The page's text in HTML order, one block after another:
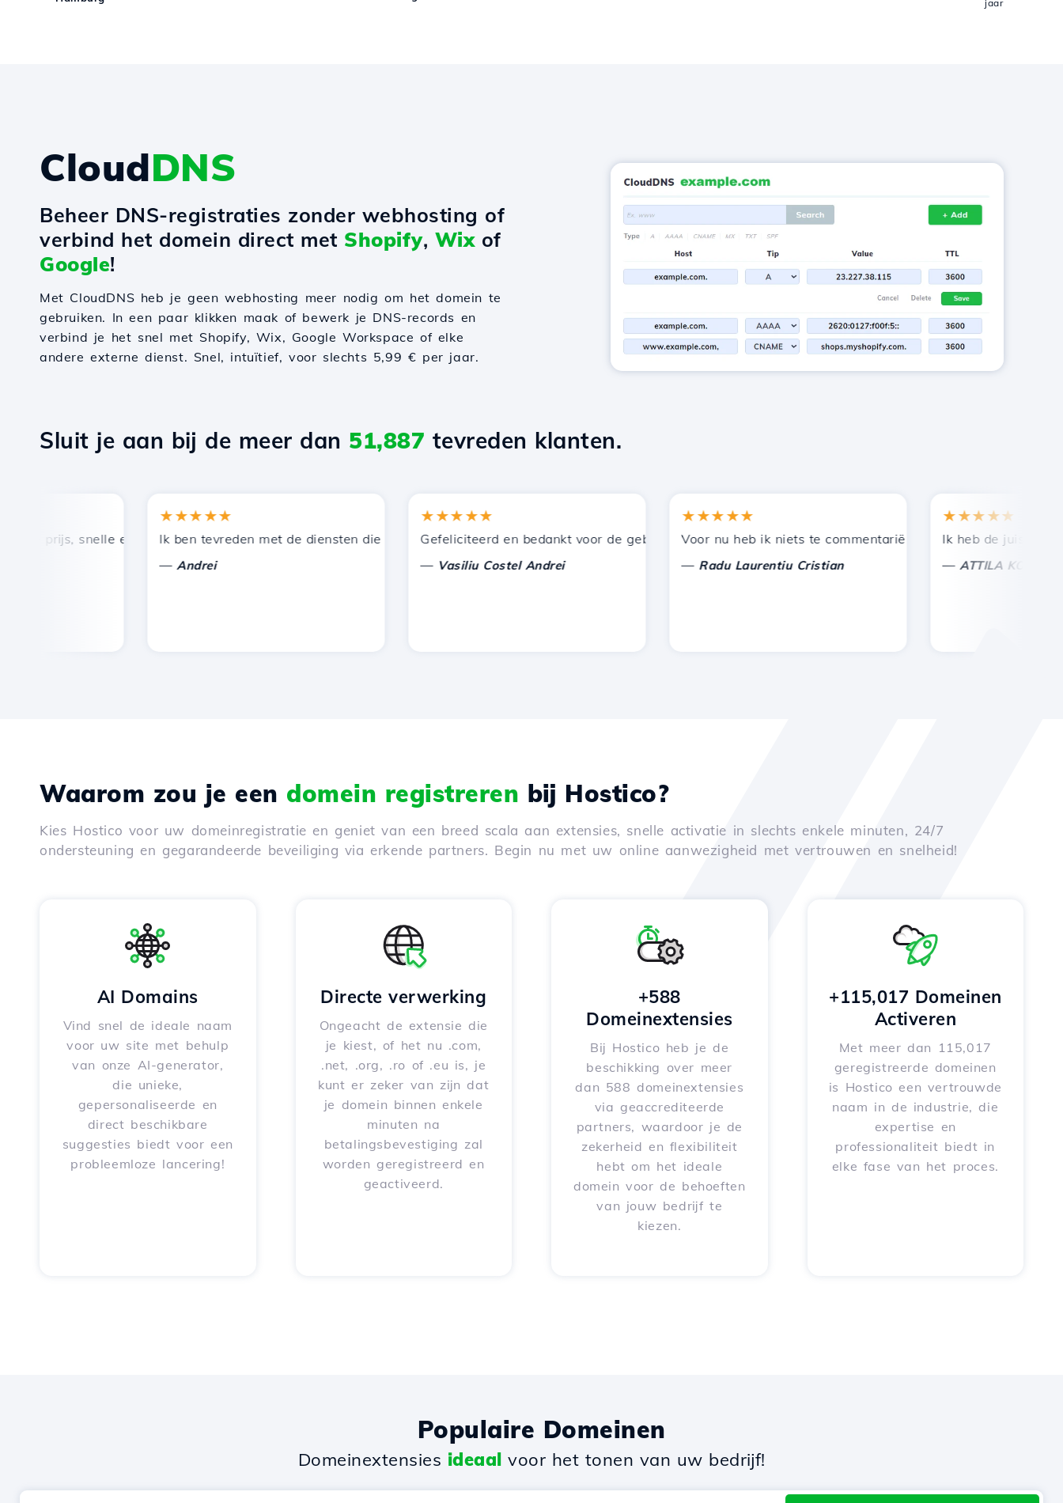
jaar
CloudDNS
Beheer DNS-registraties zonder webhosting of
verbind het domein direct met Shopify, Wixof
Google!
Met CloudDNS heb je geen webhosting meer nodig om het domein te
gebruiken. In een paar klikken maak of bewerk je DNS-records en
verbind je het snel met Shopify, Wix, Google Workspace of elke
andere externe dienst. Snel, intuïtief, voor slechts 5,99 € per jaar.
Sluit je aan bij de meer dan 51,887 tevreden klanten.
prijs, snelle en efficiënte technische ondersteuning.
★★★★★
Ik ben tevreden met de diensten die door Hostico worden aangeboden. Ik heb jullie aanbevolen bij andere bekenden.
Andrei
★★★★★
Gefeliciteerd en bedankt voor de geboden ondersteuning!
Vasiliu Costel Andrei
★★★★★
Voor nu heb ik niets te commentariëren, alleen om te
Radu Laurentiu Cristian
★★★★★
Ik heb de juiste
ATTILA KOLES
Waarom zou je een domein registreren bij Hostico?
Kies Hostico voor uw domeinregistratie en geniet van een breed scala aan extensies, snelle activatie in slechts enkele minuten, 24/7
ondersteuning en gegarandeerde beveiliging via erkende partners. Begin nu met uw online aanwezigheid met vertrouwen en snelheid!
AI Domains
Vind snel de ideale naam
voor uw site met behulp
van onze AI-generator,
die unieke,
gepersonaliseerde en
direct beschikbare
suggesties biedt voor een
probleemloze lancering!
Directe verwerking
Ongeacht de extensie die
je kiest, of het nu .com,
.net, .org, .ro of .eu is, je
kunt er zeker van zijn dat
je domein binnen enkele
minuten na
betalingsbevestiging zal
worden geregistreerd en
geactiveerd.
+588
Domeinextensies
Bij Hostico heb je de
beschikking over meer
dan 588 domeinextensies
via geaccrediteerde
partners, waardoor je de
zekerheid en flexibiliteit
hebt om het ideale
domein voor de behoeften
van jouw bedrijf te
kiezen.
+115,017 Domeinen
Activeren
Met meer dan 115,017
geregistreerde domeinen
is Hostico een vertrouwde
naam in de industrie, die
expertise en
professionaliteit biedt in
elke fase van het proces.
Populaire Domeinen
Domeinextensies ideaal voor het tonen van uw bedrijf!